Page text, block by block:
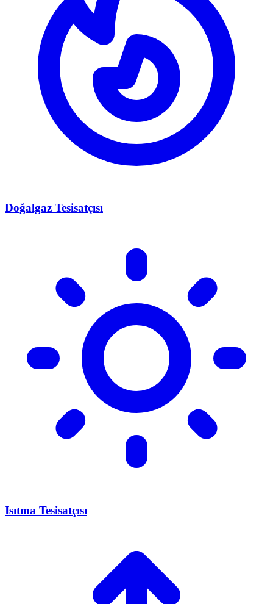
Doğalgaz Tesisatçısı
Isıtma Tesisatçısı